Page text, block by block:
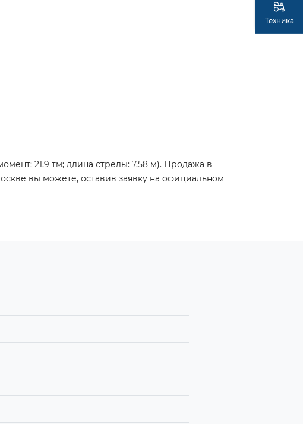
21,9 тм; длина стрелы: 7,58 м). Продажа в
вы можете, оставив заявку на официальном
Техника